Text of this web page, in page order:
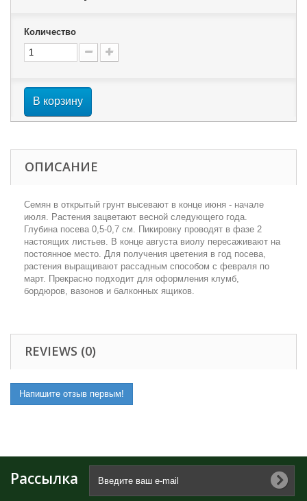
Количество
В корзину
ОПИСАНИЕ
Семян в открытый грунт высевают в конце июня - начале
июля. Растения зацветают весной следующего года.
Глубина посева 0,5-0,7 см. Пикировку проводят в фазе 2
настоящих листьев. В конце августа виолу пересаживают на
постоянное место. Для получения цветения в год посева,
растения выращивают рассадным способом с февраля по
март. Прекрасно подходит для оформления клумб,
бордюров, вазонов и балконных ящиков.
REVIEWS (0)
Напишите отзыв первым!
Рассылка